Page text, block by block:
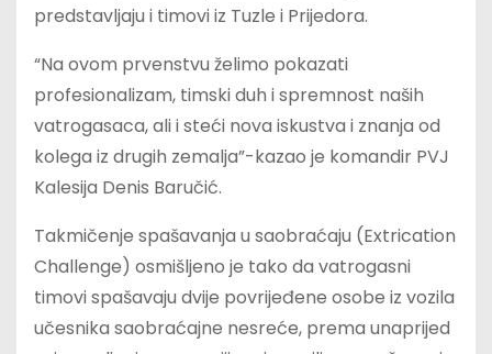
predstavljaju i timovi iz Tuzle i Prijedora.
“Na ovom prvenstvu želimo pokazati
profesionalizam, timski duh i spremnost naših
vatrogasaca, ali i steći nova iskustva i znanja od
kolega iz drugih zemalja”-kazao je komandir PVJ
Kalesija Denis Baručić.
Takmičenje spašavanja u saobraćaju (Extrication
Challenge) osmišljeno je tako da vatrogasni
timovi spašavaju dvije povrijeđene osobe iz vozila
učesnika saobraćajne nesreće, prema unaprijed